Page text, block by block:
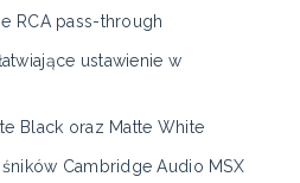
RCA pass-through
ustawienie w
Black oraz Matte White
Cambridge Audio MSX